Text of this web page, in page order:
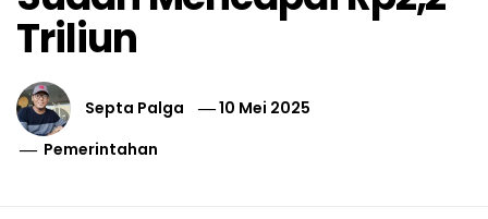
Triliun
Septa Palga
10 Mei 2025
Pemerintahan